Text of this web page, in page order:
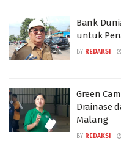
Bank
untuk
BY REDAKSI
Green
Drainase
Malang
BY REDAKSI